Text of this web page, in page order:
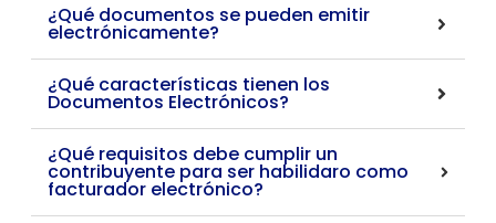
¿Qué documentos se pueden emitir
electrónicamente?
¿Qué características tienen los
Documentos Electrónicos?
¿Qué requisitos debe cumplir un
contribuyente para ser habilidaro como
facturador electrónico?